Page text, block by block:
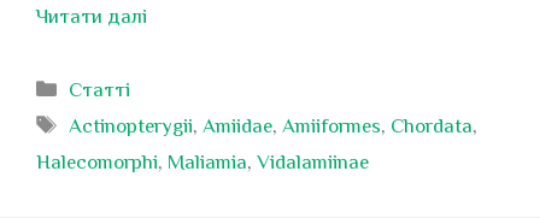
Читати далі
Категорії
Статті
Позначки
Actinopterygii,Amiidae,Amiiformes, Chordata,
Halecomorphi, Maliamia,Vidalamiinae